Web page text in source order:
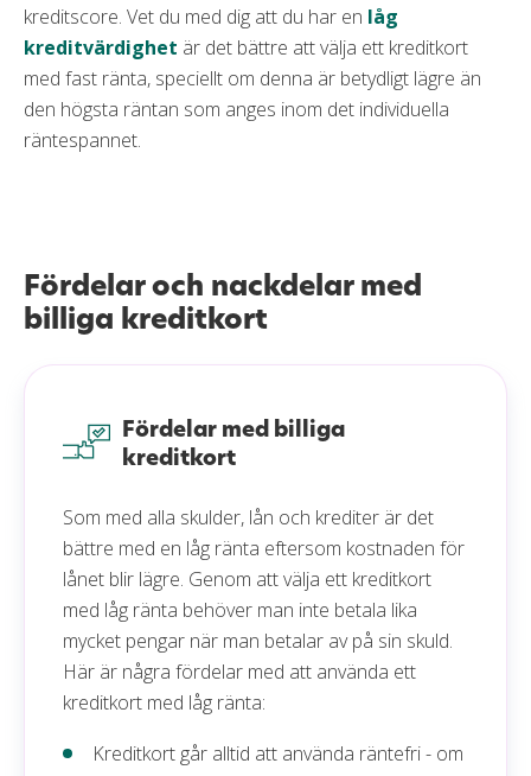
kreditscore. Vet du med dig att du har en låg
kreditvärdighet är det bättre att välja ett kreditkort
med fast ränta, speciellt om denna är betydligt lägre än
den högsta räntan som anges inom det individuella
räntespannet.
Fördelar och nackdelar med
billiga kreditkort
Fördelar med billiga
kreditkort
Som med alla skulder, lån och krediter är det
bättre med en låg ränta eftersom kostnaden för
lånet blir lägre. Genom att välja ett kreditkort
med låg ränta behöver man inte betala lika
mycket pengar när man betalar av på sin skuld.
Här är några fördelar med att använda ett
kreditkort med låg ränta:
Kreditkort går alltid att använda räntefri - om